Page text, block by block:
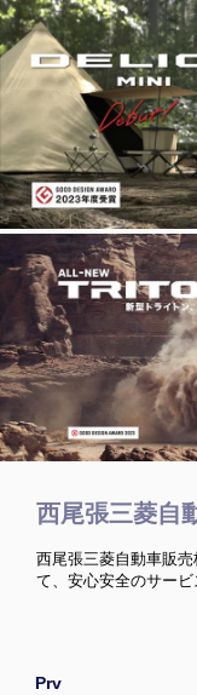
西尾張三菱自
西尾張三菱自動車販
て、安心安全のサー
Prv